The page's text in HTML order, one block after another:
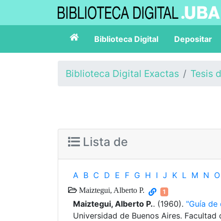
Biblioteca Digital Depositar
Biblioteca Digital Exactas Tesis
Lista de
A B C D E F G H I J K L M N O
Maiztegui, Alberto P. 1
Maiztegui, Alberto P.. (1960). "Guía
Universidad de Buenos Aires.